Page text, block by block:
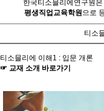
한국티소믈리에연구원
평생직업교육학원으로
티소
티소믈리에 이해 1 : 입문 개론
☞ 교재 소개 바로가기